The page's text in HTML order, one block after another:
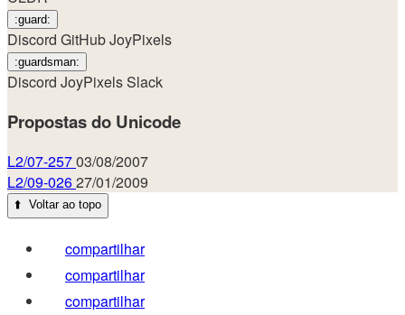
:guard:
Discord GitHubJoyPixels
:guardsman:
Discord JoyPixelsSlack
Propostas do Unicode
L2/07-25703/08/2007
L2/09-02627/01/2009
⬆️ Voltar ao topo
compartilhar
compartilhar
compartilhar